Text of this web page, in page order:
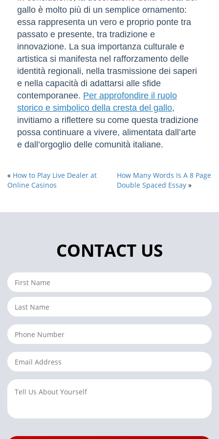
gallo è molto più di un semplice ornamento:
essa rappresenta un vero e proprio ponte tra
passato e presente, tra tradizione e
innovazione. La sua importanza culturale e
artistica si manifesta nel rafforzamento delle
identità regionali, nella trasmissione dei saperi
e nella capacità di adattarsi alle sfide
contemporanee. Per approfondire il ruolo
storico e simbolico della cresta del gallo,
invitiamo a riflettere su come questa tradizione
possa continuare a vivere, alimentata dall’arte
e dall’orgoglio delle comunità italiane.
« How to Play Live Dealer at
Online Casinos
How Many Words Is A 8 Page
Double Spaced Essay »
CONTACT US